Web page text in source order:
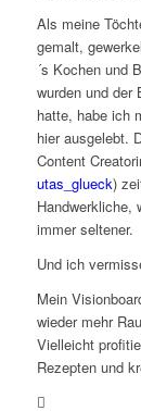
Als meine
gemalt,
´s Kochen und
wurden und der
hatte, habe ich
hier ausgelebt.
Content
utas_glueck)
Handwerkliche,
immer seltener.
Und ich
Mein
wieder mehr
Vielleicht
Rezepten und